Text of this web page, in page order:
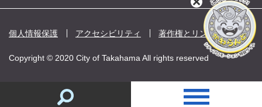
個人情報保護 アクセシビリティ 著作権とリンク
Copyright © 2020 City of Takahama All rights reserved
閉